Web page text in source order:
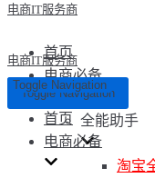
电商IT服务商
首页
电商必备
全能助手
淘宝
电商IT服务商
Toggle Navigation
Toggle Navigation
首页
电商必备